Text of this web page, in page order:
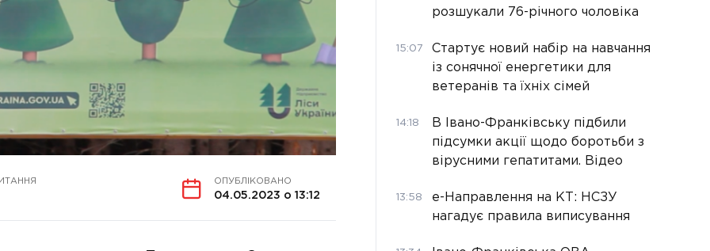
ОПУБЛІКОВАНО
04.05.2023 о 13:12
розшукали 76-річного чоловіка
15:07
Стартує новий набір на навчання
із сонячної енергетики для
ветеранів та їхніх сімей
14:18
В Івано-Франківську підбили
підсумки акції щодо боротьби з
вірусними гепатитами. Відео
13:58
е-Направлення на КТ: НСЗУ
нагадує правила виписування